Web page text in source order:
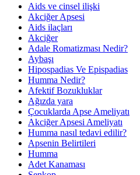
Aids ve cinsel ilişki
Akciğer Apsesi
Aids ilaçları
Akciğer
Adale Romatizması Nedir?
Aybaşı
Hipospadias Ve Epispadias
Humma Nedir?
Afektif Bozukluklar
Ağızda yara
Çocuklarda Apse Ameliyatı
Akciğer Apsesi Ameliyatı
Humma nasıl tedavi edilir?
Apsenin Belirtileri
Humma
Adet Kanaması